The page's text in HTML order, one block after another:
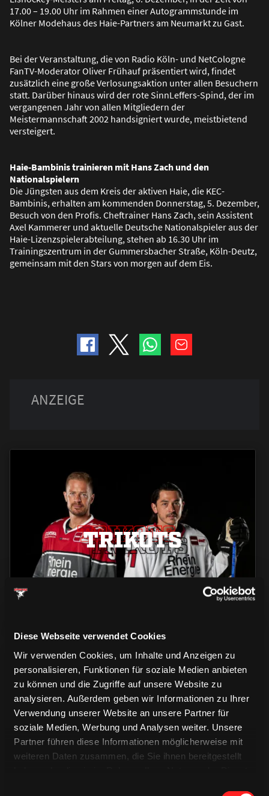
Diese Webseite verwendet Cookies
Wir verwenden Cookies, um Inhalte und Anzeigen zu
personalisieren, Funktionen für soziale Medien anbieten
zu können und die Zugriffe auf unsere Website zu
analysieren. Außerdem geben wir Informationen zu Ihrer
Verwendung unserer Website an unsere Partner für
soziale Medien, Werbung und Analysen weiter. Unsere
Partner führen diese Informationen möglicherweise mit
weiteren Daten zusammen, die Sie ihnen bereitgestellt
17.00 – 19.00 Uhr im Rahmen einer Autogrammstunde im
Kölner Modehaus des Haie-Partners am Neumarkt zu Gast.
Bei der Veranstaltung, die von Radio Köln- und NetCologne
FanTV-Moderator Oliver Frühauf präsentiert wird, findet
zusätzlich eine große Verlosungsaktion unter allen Besuchern
statt. Darüber hinaus wird der rote SinnLeffers-Spind, der im
vergangenen Jahr von allen Mitgliedern der
Meistermannschaft 2002 handsigniert wurde, meistbietend
versteigert.
Haie-Bambinis trainieren mit Hans Zach und den
Nationalspielern
Die Jüngsten aus dem Kreis der aktiven Haie, die KEC-
Bambinis, erhalten am kommenden Donnerstag, 5. Dezember,
Besuch von den Profis. Cheftrainer Hans Zach, sein Assistent
Axel Kammerer und aktuelle Deutsche Nationalspieler aus der
Haie-Lizenzspielerabteilung, stehen ab 16.30 Uhr im
Trainingszentrum in der Gummersbacher Straße, Köln-Deutz,
gemeinsam mit den Stars von morgen auf dem Eis.
TRIKOTS
TRIKOTS
TRIKOTS
CAPS & CO
CAPS & CO
CAPS & CO